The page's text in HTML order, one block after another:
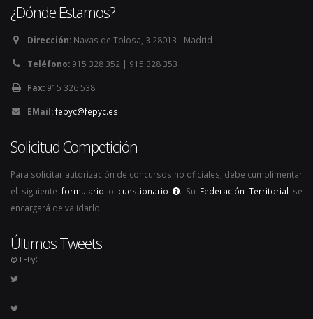
¿Dónde Estamos?
Dirección: Navas de Tolosa, 3 28013 - Madrid
Teléfono: 915 328 352 | 915 328 353
Fax: 915 326 538
EMail:fepyc@fepyc.es
Solicitud Competición
Para solicitar autorización de concursos no oficiales, debe cumplimentar
el siguiente formulario o cuestionario . Su Federación Territorial se
encargará de validarlo.
Últimos Tweets
@ FEPyC